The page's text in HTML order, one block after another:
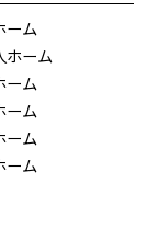
ーム
ホーム
ーム
ーム
ーム
ーム